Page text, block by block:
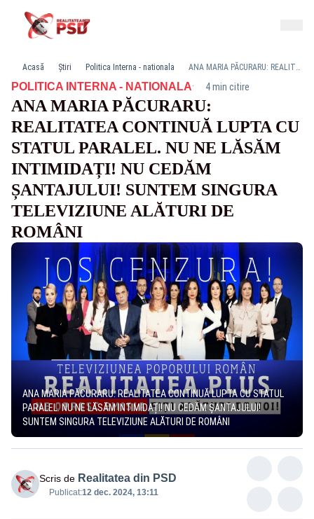
Acasă Știri Politica Interna - nationala ANA MARIA PĂCURARU: REALITATEA CONTINUĂ LUPTA CU STATUL PARALEL. NU NE LĂSĂM INTIMIDAȚI! NU CEDĂM ȘANTAJULUI! SUNTEM SINGURA TELEVIZIUNE ALĂTURI DE ROMÂNI
POLITICA INTERNA - NATIONALA· 4 min citire
ANA MARIA PĂCURARU:
REALITATEA CONTINUĂ LUPTA CU
STATUL PARALEL. NU NE LĂSĂM
INTIMIDAȚI! NU CEDĂM
ȘANTAJULUI! SUNTEM SINGURA
TELEVIZIUNE ALĂTURI DE
ROMÂNI
ANA MARIA PĂCURARU: REALITATEA CONTINUĂ LUPTA CU STATUL
PARALEL. NU NE LĂSĂM INTIMIDAȚI! NU CEDĂM ȘANTAJULUI!
SUNTEM SINGURA TELEVIZIUNE ALĂTURI DE ROMÂNI
Scris de Realitatea din PSD
Publicat:12 dec. 2024, 13:11